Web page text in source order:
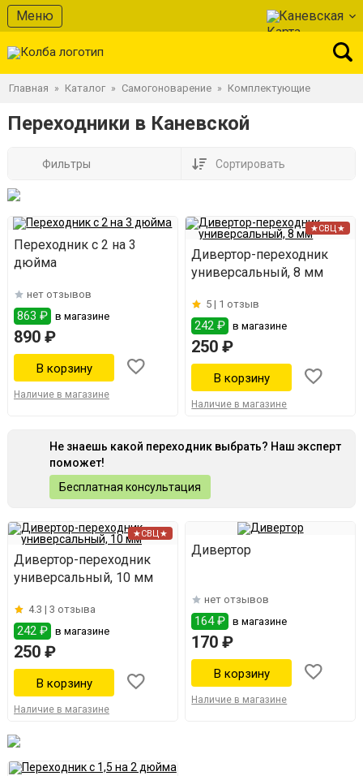
Меню Каневская
Главная » Каталог » Самогоноварение » Комплектующие
Переходники в Каневской
Фильтры Сортировать
Переходник с 2 на 3
дюйма
нет отзывов
863 ₽ в магазине
890 ₽
Наличие в магазине
★СВЦ★
Дивертор-переходник
универсальный, 8 мм
5 | 1 отзыв
242 ₽ в магазине
250 ₽
Наличие в магазине
Не знаешь какой переходник выбрать? Наш эксперт
поможет!
Бесплатная консультация
★СВЦ★
Дивертор-переходник
универсальный, 10 мм
4.3 | 3 отзыва
242 ₽ в магазине
250 ₽
Наличие в магазине
Дивертор
нет отзывов
164 ₽ в магазине
170 ₽
Наличие в магазине